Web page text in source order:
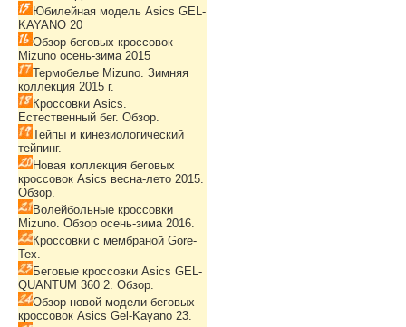
Юбилейная модель Asics GEL-
KAYANO 20
Обзор беговых кроссовок
Mizuno осень-зима 2015
Термобелье Mizuno. Зимняя
коллекция 2015 г.
Кроссовки Asics.
Естественный бег. Обзор.
Тейпы и кинезиологический
тейпинг.
Новая коллекция беговых
кроссовок Asics весна-лето 2015.
Обзор.
Волейбольные кроссовки
Mizuno. Обзор осень-зима 2016.
Кроссовки с мембраной Gore-
Tex.
Беговые кроссовки Asics GEL-
QUANTUM 360 2. Обзор.
Обзор новой модели беговых
кроссовок Asics Gel-Kayano 23.